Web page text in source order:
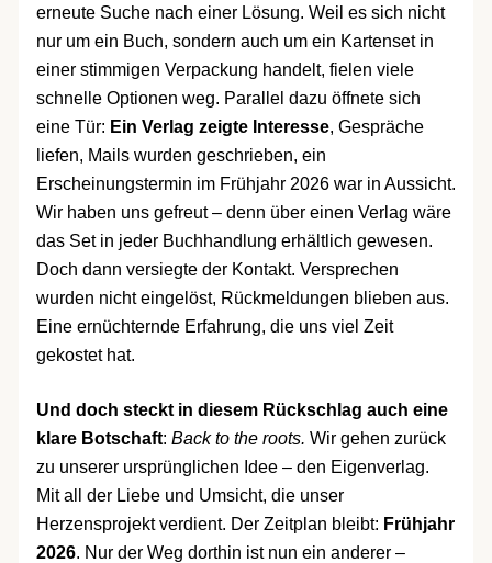
erneute Suche nach einer Lösung. Weil es sich nicht
nur um ein Buch, sondern auch um ein Kartenset in
einer stimmigen Verpackung handelt, fielen viele
schnelle Optionen weg. Parallel dazu öffnete sich
eine Tür: Ein Verlag zeigte Interesse, Gespräche
liefen, Mails wurden geschrieben, ein
Erscheinungstermin im Frühjahr 2026 war in Aussicht.
Wir haben uns gefreut – denn über einen Verlag wäre
das Set in jeder Buchhandlung erhältlich gewesen.
Doch dann versiegte der Kontakt. Versprechen
wurden nicht eingelöst, Rückmeldungen blieben aus.
Eine ernüchternde Erfahrung, die uns viel Zeit
gekostet hat.
Und doch steckt in diesem Rückschlag auch eine
klare Botschaft: Back to the roots. Wir gehen zurück
zu unserer ursprünglichen Idee – den Eigenverlag.
Mit all der Liebe und Umsicht, die unser
Herzensprojekt verdient. Der Zeitplan bleibt: Frühjahr
2026. Nur der Weg dorthin ist nun ein anderer –